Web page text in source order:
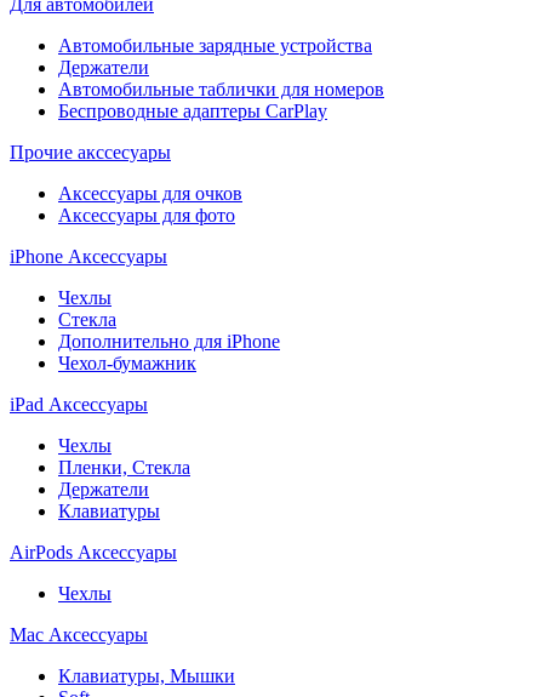
Для автомобилей
Автомобильные зарядные устройства
Держатели
Автомобильные таблички для номеров
Беспроводные адаптеры CarPlay
Прочие акссесуары
Аксессуары для очков
Аксессуары для фото
iPhone Аксессуары
Чехлы
Стекла
Дополнительно для iPhone
Чехол-бумажник
iPad Аксессуары
Чехлы
Пленки, Стекла
Держатели
Клавиатуры
AirPods Аксессуары
Чехлы
Mac Аксессуары
Клавиатуры, Мышки